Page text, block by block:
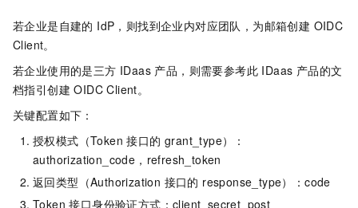
若企业是自建的 IdP，则找到企业内对应团队，为邮箱创建 OIDC
Client。
若企业使用的是三方 IDaas 产品，则需要参考此 IDaas 产品的文
档指引创建 OIDC Client。
关键配置如下：
授权模式（Token 接口的 grant_type）：
authorization_code，refresh_token
返回类型（Authorization 接口的 response_type）：code
Token 接口身份验证方式：client_secret_post